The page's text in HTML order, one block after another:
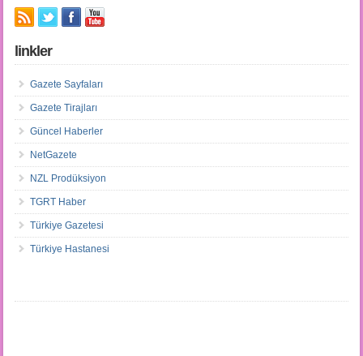
linkler
Gazete Sayfaları
Gazete Tirajları
Güncel Haberler
NetGazete
NZL Prodüksiyon
TGRT Haber
Türkiye Gazetesi
Türkiye Hastanesi